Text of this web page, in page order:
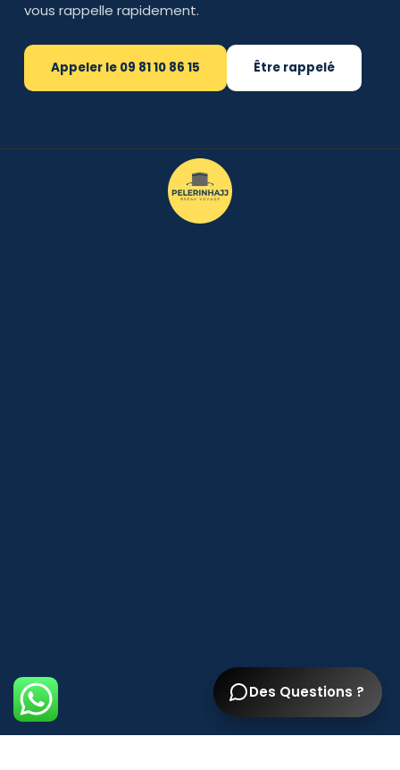
vous rappelle rapidement.
Appeler le 09 81 10 86 15 Être rappelé
Des Questions ?